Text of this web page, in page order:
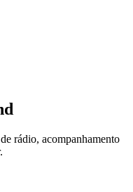
rádio, acompanhamento